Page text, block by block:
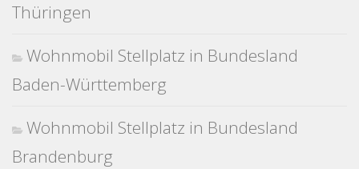
Thüringen
Wohnmobil Stellplatz in Bundesland
Baden-Württemberg
Wohnmobil Stellplatz in Bundesland
Brandenburg